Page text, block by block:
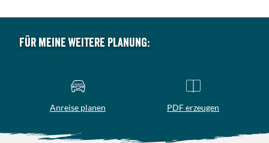
Für meine weitere Planung:
Anreise planen PDF erzeugen